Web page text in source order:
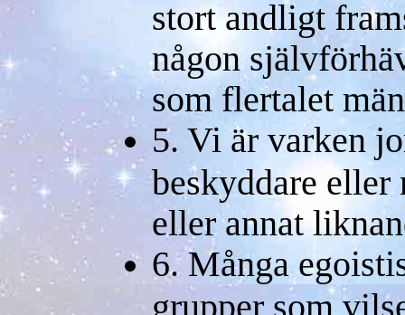
stort andligt
någon
som flertalet
5. Vi är varken
beskyddare eller
eller annat
6. Många
grupper som